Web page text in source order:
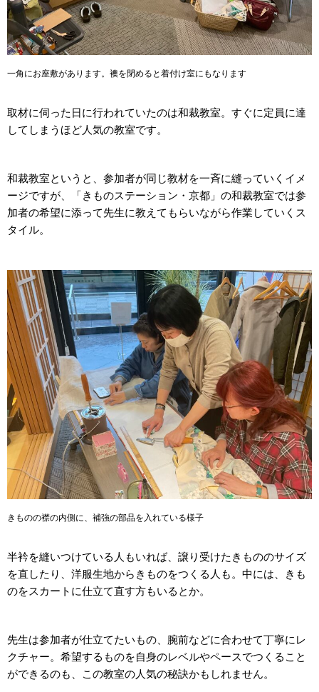
一角にお座敷があります。襖を閉めると着付け室にもなります
取材に伺った日に行われていたのは和裁教室。すぐに定員に達
してしまうほど人気の教室です。
和裁教室というと、参加者が同じ教材を一斉に縫っていくイメ
ージですが、「きものステーション・京都」の和裁教室では参
加者の希望に添って先生に教えてもらいながら作業していくス
タイル。
きものの襟の内側に、補強の部品を入れている様子
半衿を縫いつけている人もいれば、譲り受けたきもののサイズ
を直したり、洋服生地からきものをつくる人も。中には、きも
のをスカートに仕立て直す方もいるとか。
先生は参加者が仕立てたいもの、腕前などに合わせて丁寧にレ
クチャー。希望するものを自身のレベルやペースでつくること
ができるのも、この教室の人気の秘訣かもしれません。